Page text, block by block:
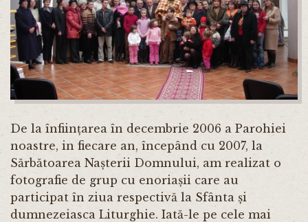
De la înființarea în decembrie 2006 a Parohiei
noastre, in fiecare an, începând cu 2007, la
Sărbătoarea Nașterii Domnului, am realizat o
fotografie de grup cu enoriașii care au
participat în ziua respectivă la Sfânta și
dumnezeiasca Liturghie. Iată-le pe cele mai